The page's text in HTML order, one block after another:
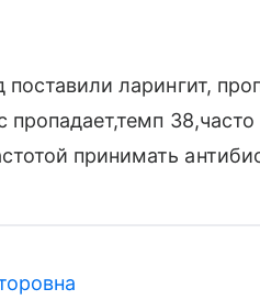
ларингит,
принимать